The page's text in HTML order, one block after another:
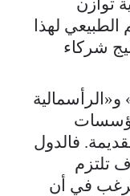
لهذا
شركاء
و«الرأسمالية
فالدول
تلتزم
ترغب في أن